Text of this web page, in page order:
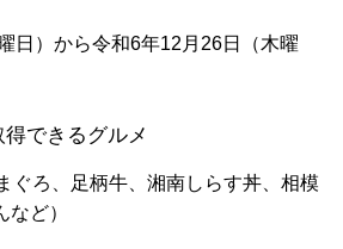
日）から令和6年12月26日（木曜
できるグルメ
ぐろ、足柄牛、湘南しらす丼、相模
ど）